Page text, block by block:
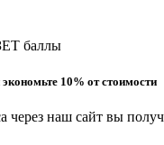
и педагогические
и социальная
баллы
10% от стоимости
через наш сайт вы